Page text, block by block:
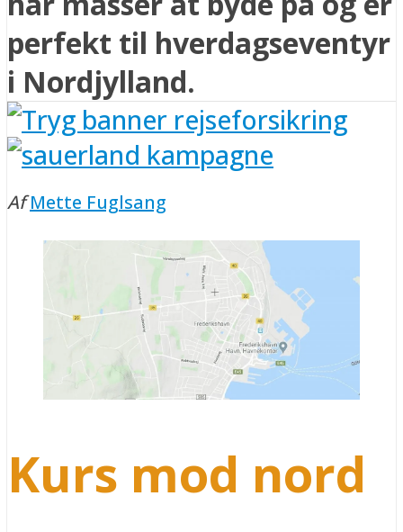
perfekt til hverdagseventyr
i Nordjylland.
Af Mette Fuglsang
Kurs mod nord